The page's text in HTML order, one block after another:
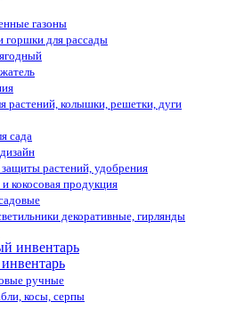
газоны
горшки для рассады
растений, колышки, решетки, дуги
сада
растений, удобрения
кокосовая продукция
декоративные, гирлянды
ручные
косы, серпы